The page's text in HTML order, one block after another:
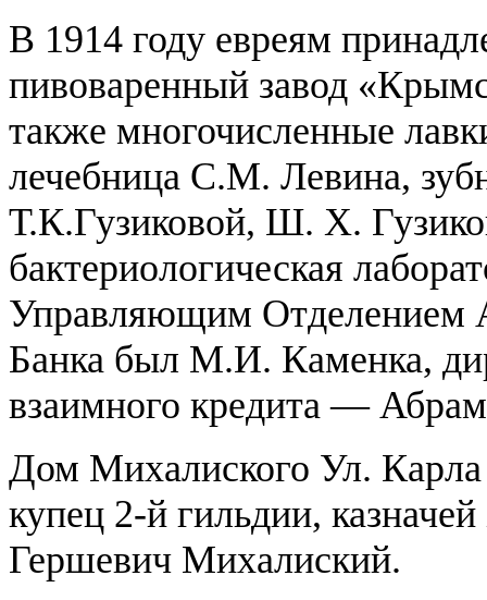
В 1914 году евреям
пивоваренный завод
также многочисленные
лечебница С.М. Левина,
Т.К.Гузиковой, Ш. Х.
бактериологическая
Управляющим Отделением
Банка был М.И. Каменка,
взаимного кредита —
Дом Михалиского Ул.
купец 2-й гильдии,
Гершевич Михалиский.